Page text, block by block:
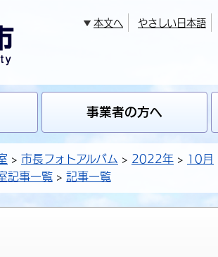
本文へ やさしい日本語
事業者の方へ
市長フォトアルバム 2022年
10月
記事一覧 記事一覧